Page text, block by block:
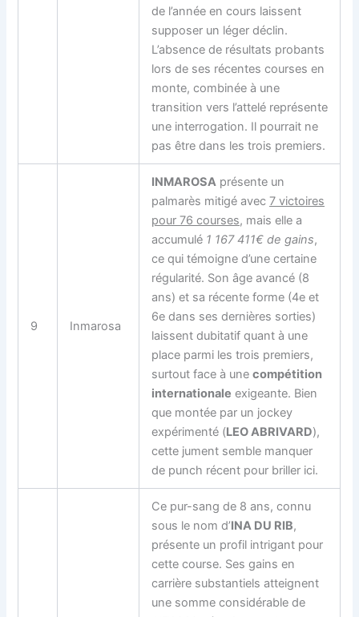
de l’année en cours laissent
supposer un léger déclin.
L’absence de résultats probants
lors de ses récentes courses en
monte, combinée à une
transition vers l’attelé représente
une interrogation. Il pourrait ne
pas être dans les trois premiers.
9 Inmarosa
INMAROSA présente un
palmarès mitigé avec 7 victoires
pour 76 courses, mais elle a
accumulé 1 167 411€ de gains,
ce qui témoigne d’une certaine
régularité. Son âge avancé (8
ans) et sa récente forme (4e et
6e dans ses dernières sorties)
laissent dubitatif quant à une
place parmi les trois premiers,
surtout face à unecompétition
internationale exigeante. Bien
que montée par un jockey
expérimenté (LEO ABRIVARD),
cette jument semble manquer
de punch récent pour briller ici.
Ce pur-sang de 8 ans, connu
sous le nom d’INA DU RIB,
présente un profil intrigant pour
cette course. Ses gains en
carrière substantiels atteignent
une somme considérable de